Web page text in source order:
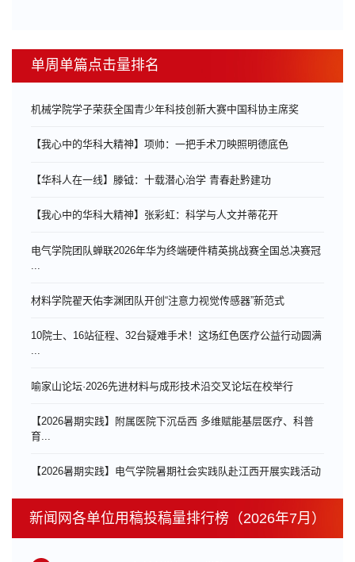
单周单篇点击量排名
机械学院学子荣获全国青少年科技创新大赛中国科协主席奖
【我心中的华科大精神】项帅：一把手术刀映照明德底色
【华科人在一线】滕钺：十载潜心治学 青春赴黔建功
【我心中的华科大精神】张彩虹：科学与人文并蒂花开
电气学院团队蝉联2026年华为终端硬件精英挑战赛全国总决赛冠
材料学院翟天佑李渊团队开创“注意力视觉传感器”新范式
10院士、16站征程、32台疑难手术！这场红色医疗公益行动圆满
...
喻家山论坛·2026先进材料与成形技术沿交叉论坛在校举行
【2026暑期实践】附属医院下沉岳西 多维赋能基层医疗、科普
育...
【2026暑期实践】电气学院暑期社会实践队赴江西开展实践活动
新闻网各单位用稿投稿量排行榜（2026年7月）